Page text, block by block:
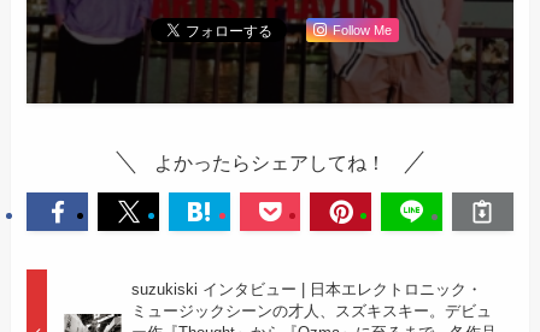
Follow Me
よかったらシェアしてね！
suzukiski インタビュー | 日本エレクトロニック・
ミュージックシーンの才人、スズキスキー。デビュ